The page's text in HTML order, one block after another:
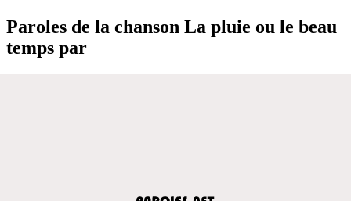
Paroles de la chanson La pluie ou le beau
temps par